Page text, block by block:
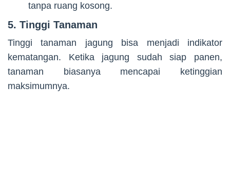
tanpa ruang kosong.
5. Tinggi Tanaman
Tinggi tanaman jagung bisa menjadi indikator
kematangan. Ketika jagung sudah siap panen,
tanaman biasanya mencapai ketinggian
maksimumnya.